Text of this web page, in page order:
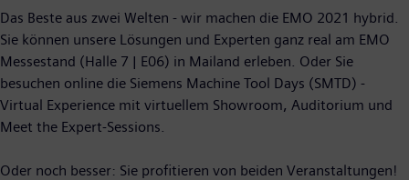
Das Beste aus zwei Welten - wir machen die EMO 2021 hybrid.
Sie können unsere Lösungen und Experten ganz real am EMO
Messestand (Halle 7 | E06) in Mailand erleben. Oder Sie
besuchen online die Siemens Machine Tool Days (SMTD) -
Virtual Experience mit virtuellem Showroom, Auditorium und
Meet the Expert-Sessions.
Oder noch besser: Sie profitieren von beiden Veranstaltungen!